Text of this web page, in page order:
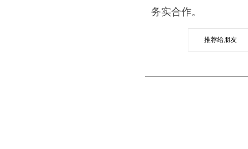
务实合作。
推荐给朋友